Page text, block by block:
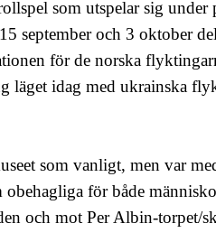
som utspelar sig
september och 3 oktober
för de norska
läget idag med ukrainska
som vanligt, men var
för både
och mot Per Albin-torpet/